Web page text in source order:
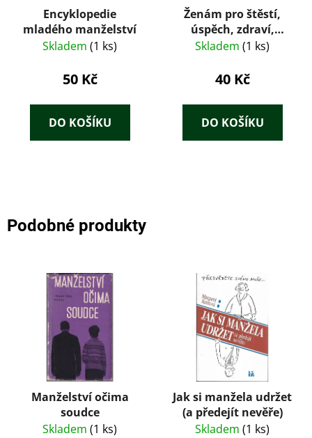
Encyklopedie
mladého manželství
Skladem (1 ks)
50 Kč
DO KOŠÍKU
Ženám pro štěstí,
úspěch, zdraví,
pohodu, krásu
Skladem (1 ks)
40 Kč
DO KOŠÍKU
Podobné produkty
Manželství očima
soudce
Skladem (1 ks)
Jak si manžela udržet
(a předejít nevěře)
Skladem (1 ks)